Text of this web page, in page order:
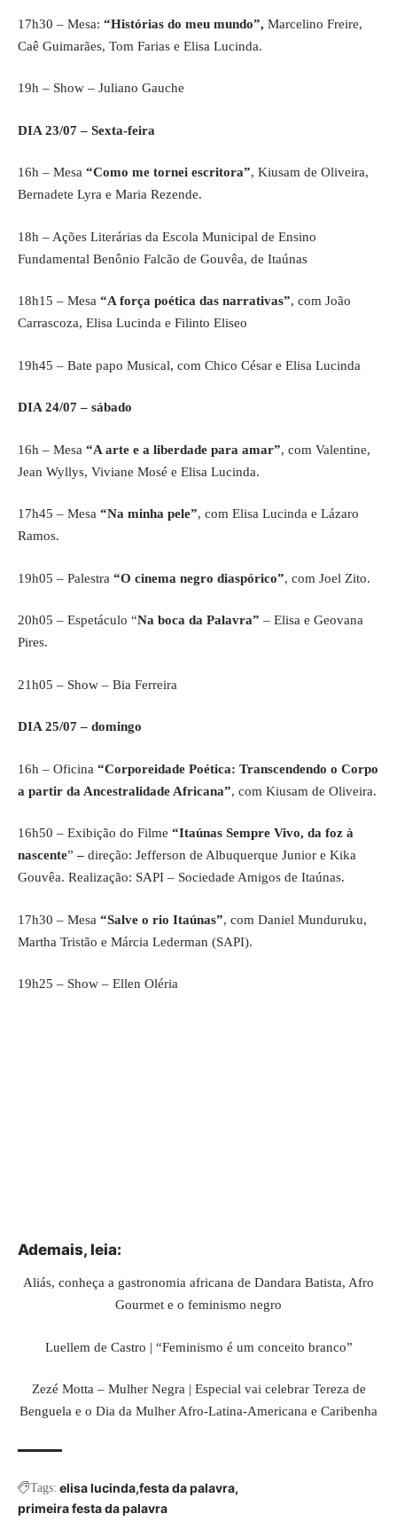
17h30 – Mesa: “Histórias do meu mundo”, Marcelino Freire,
Caê Guimarães, Tom Farias e Elisa Lucinda.
19h – Show – Juliano Gauche
DIA 23/07 – Sexta-feira
16h – Mesa “Como me tornei escritora”, Kiusam de Oliveira,
Bernadete Lyra e Maria Rezende.
18h – Ações Literárias da Escola Municipal de Ensino
Fundamental Benônio Falcão de Gouvêa, de Itaúnas
18h15 – Mesa “A força poética das narrativas”, com João
Carrascoza, Elisa Lucinda e Filinto Eliseo
19h45 – Bate papo Musical, com Chico César e Elisa Lucinda
DIA 24/07 – sábado
16h – Mesa “A arte e a liberdade para amar”, com Valentine,
Jean Wyllys, Viviane Mosé e Elisa Lucinda.
17h45 – Mesa “Na minha pele”, com Elisa Lucinda e Lázaro
Ramos.
19h05 – Palestra “O cinema negro diaspórico”, com Joel Zito.
20h05 – Espetáculo “Na boca da Palavra” – Elisa e Geovana
Pires.
21h05 – Show – Bia Ferreira
DIA 25/07 – domingo
16h – Oficina “Corporeidade Poética: Transcendendo o Corpo
a partir da Ancestralidade Africana”, com Kiusam de Oliveira.
16h50 – Exibição do Filme “Itaúnas Sempre Vivo, da foz à
nascente” – direção: Jefferson de Albuquerque Junior e Kika
Gouvêa. Realização: SAPI – Sociedade Amigos de Itaúnas.
17h30 – Mesa “Salve o rio Itaúnas”, com Daniel Munduruku,
Martha Tristão e Márcia Lederman (SAPI).
19h25 – Show – Ellen Oléria
Ademais, leia:
Aliás, conheça a gastronomia africana de Dandara Batista, Afro
Gourmet e o feminismo negro
Luellem de Castro | “Feminismo é um conceito branco”
Zezé Motta – Mulher Negra | Especial vai celebrar Tereza de
Benguela e o Dia da Mulher Afro-Latina-Americana e Caribenha
Tags: elisa lucinda festa da palavra
primeira festa da palavra